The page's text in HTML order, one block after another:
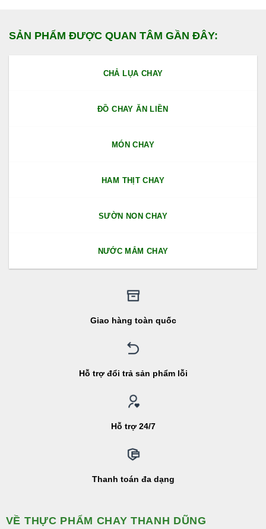
SẢN PHẨM ĐƯỢC QUAN TÂM GẦN ĐÂY:
CHẢ LỤA CHAY
ĐỒ CHAY ĂN LIỀN
MÓN CHAY
HAM THỊT CHAY
SƯỜN NON CHAY
NƯỚC MẮM CHAY
Giao hàng toàn quốc
Hỗ trợ đổi trả sản phẩm lỗi
Hỗ trợ 24/7
Thanh toán đa dạng
VỀ THỰC PHẨM CHAY THANH DŨNG